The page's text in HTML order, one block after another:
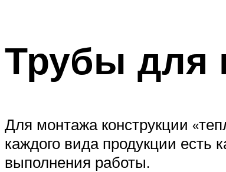
Трубы для
Для монтажа конструкции
каждого вида продукции есть
выполнения работы.